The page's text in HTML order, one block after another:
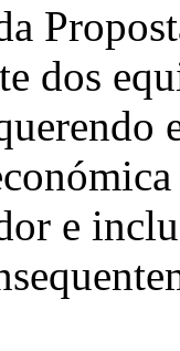
dos
e